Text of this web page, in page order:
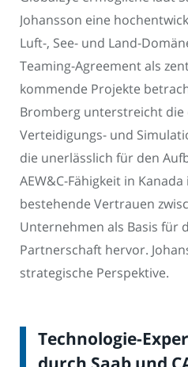
Johansson eine
Luft-, See- und Land-
Teaming-Agreement als
kommende Projekte
Bromberg unterstreicht die
Verteidigungs- und
die unerlässlich für den
AEW&C-Fähigkeit in
bestehende Vertrauen
Unternehmen als Basis für
Partnerschaft hervor.
strategische Perspektive.
Technologie-